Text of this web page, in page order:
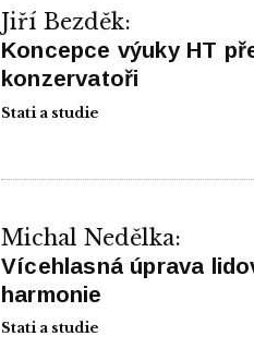
Jiří Bezděk:
Koncepce výuky HT
konzervatoři
Stati a studie
Michal Nedělka:
Vícehlasná úprava
harmonie
Stati a studie